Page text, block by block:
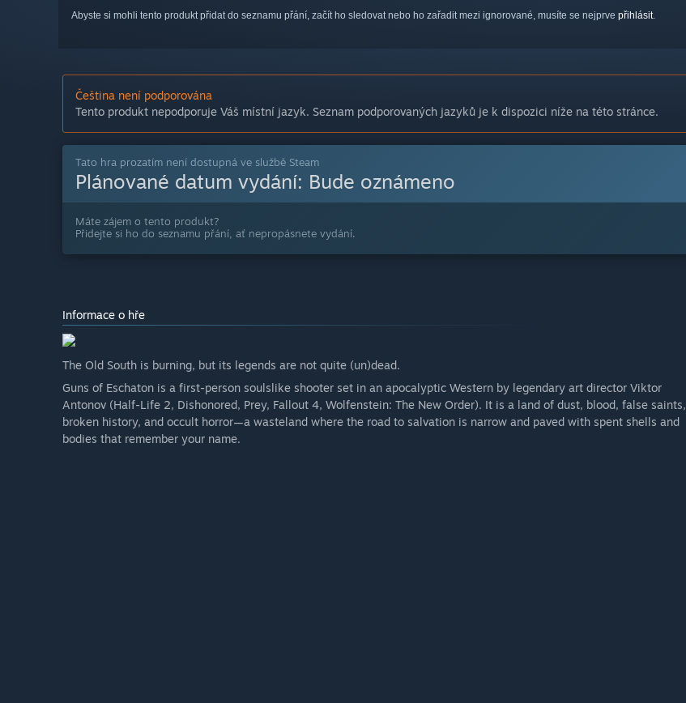
Abyste si mohli tento produkt přidat do seznamu přání, začít ho sledovat nebo ho zařadit mezi ignorované, musíte se nejprve přihlásit.
Čeština není podporována
Tento produkt nepodporuje Váš místní jazyk. Seznam podporovaných jazyků je k dispozici níže na této stránce.
Tato hra prozatím není dostupná ve službě Steam
Plánované datum vydání: Bude oznámeno
Máte zájem o tento produkt?
Přidejte si ho do seznamu přání, ať nepropásnete vydání.
Informace o hře
The Old South is burning, but its legends are not quite (un)dead.
Guns of Eschaton is a first-person soulslike shooter set in an apocalyptic Western by legendary art director Viktor
Antonov (Half-Life 2, Dishonored, Prey, Fallout 4, Wolfenstein: The New Order). It is a land of dust, blood, false saints,
broken history, and occult horror—a wasteland where the road to salvation is narrow and paved with spent shells and
bodies that remember your name.